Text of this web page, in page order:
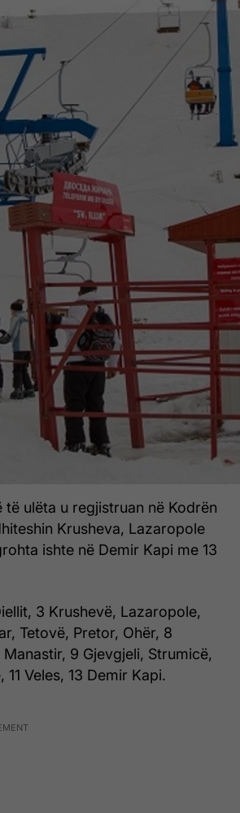
ulëta u regjistruan në Kodrën
Krusheva, Lazaropole
ishte në Demir Kapi me 13
3 Krushevë, Lazaropole,
Tetovë, Pretor, Ohër, 8
9 Gjevgjeli, Strumicë,
Veles, 13 Demir Kapi.